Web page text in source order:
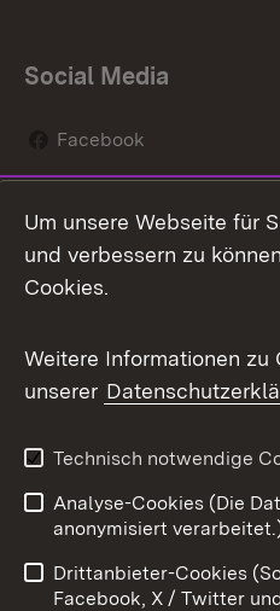
Social Media
Facebook
X / Twitter
Youtube
Impressum
Barrierefreiheit
Cookies
Um unsere Webseite für
und verbessern zu
Cookies.
Weitere Informationen zu
unserer
Technisch notwendige
Analyse-Cookies (Die
anonymisiert
Drittanbieter-Cookies
Facebook, X / Twitter